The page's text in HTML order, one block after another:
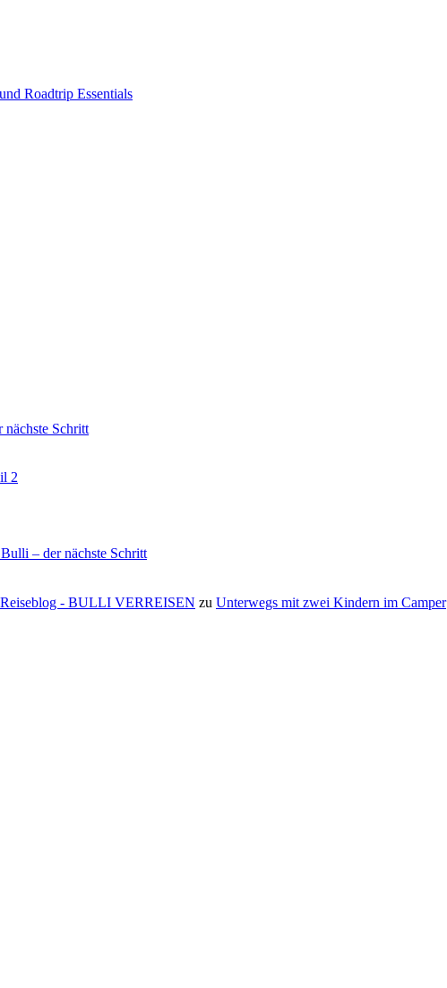
Roadtrip Essentials
Schritt
2
– der nächste Schritt
- BULLI VERREISEN zu Unterwegs mit zwei Kindern im Camper